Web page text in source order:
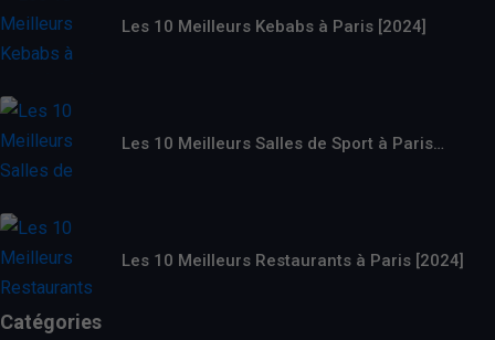
Les 10 Meilleurs Kebabs à Paris [2024]
Les 10 Meilleurs Salles de Sport à Paris…
Les 10 Meilleurs Restaurants à Paris [2024]
Catégories